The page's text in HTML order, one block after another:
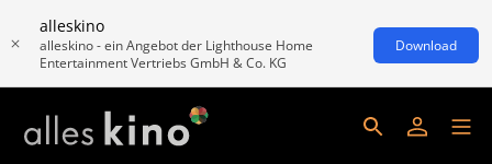
alleskino
alleskino - ein Angebot der Lighthouse Home
Entertainment Vertriebs GmbH & Co. KG
Download